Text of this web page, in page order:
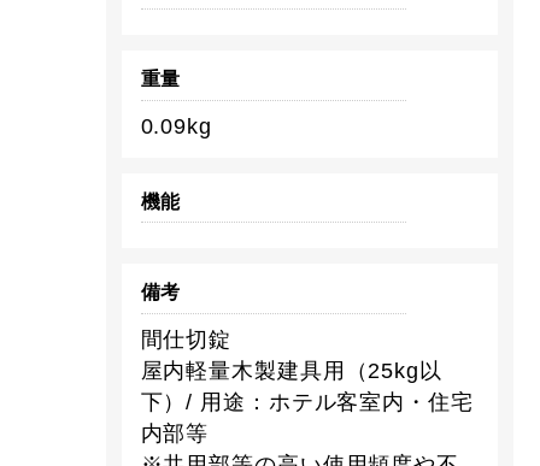
重量
0.09kg
機能
備考
間仕切錠
屋内軽量木製建具用（25kg以
下）/ 用途：ホテル客室内・住宅
内部等